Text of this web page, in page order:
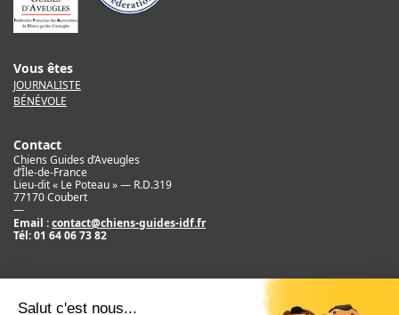
Vous êtes
JOURNALISTE
BÉNÉVOLE
Contact
Chiens Guides d’Aveugles
d’Île-de-France
Lieu-dit « Le Poteau » — R.D.319
77170 Coubert
—
Email :contact@chiens-guides-idf.fr
Tél:01 64 06 73 82
Crédit